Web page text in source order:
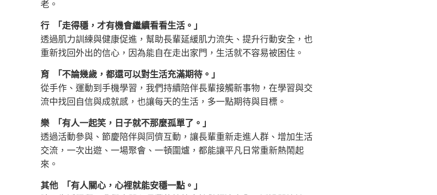
老。
行 「走得穩，才有機會繼續看看生活。」
透過肌力訓練與健康促進，幫助長輩延緩肌力流失、提升行動安全，也
重新找回外出的信心，因為能自在走出家門，生活就不容易被困住。
育 「不論幾歲，都還可以對生活充滿期待。」
從手作、運動到手機學習，我們持續陪伴長輩接觸新事物，在學習與交
流中找回自信與成就感，也讓每天的生活，多一點期待與目標。
樂 「有人一起笑，日子就不那麼孤單了。」
透過活動參與、節慶陪伴與同儕互動，讓長輩重新走進人群、增加生活
交流，一次出遊、一場聚會、一頓圍爐，都能讓平凡日常重新熱鬧起
來。
其他 「有人關心，心裡就能安穩一點。」